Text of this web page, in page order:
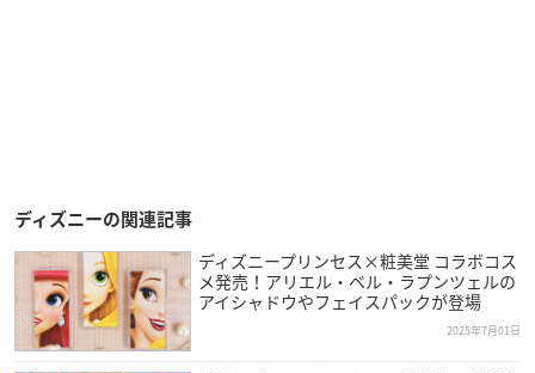
ディズニーの関連記事
ディズニープリンセス×粧美堂 コラボコス
メ発売！アリエル・ベル・ラプンツェルの
アイシャドウやフェイスパックが登場
2025年7月01日